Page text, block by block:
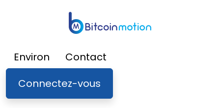
Environ
Contact
Connectez-vous